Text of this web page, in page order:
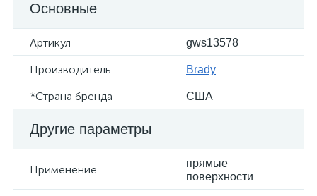
Основные
Артикул gws13578
Производитель Brady
*Страна бренда США
Другие параметры
Применение
прямые
поверхности